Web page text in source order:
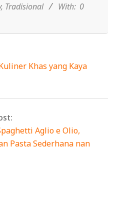
, Tradisional With: 0
Khas yang Kaya
Aglio e Olio,
Pasta Sederhana nan